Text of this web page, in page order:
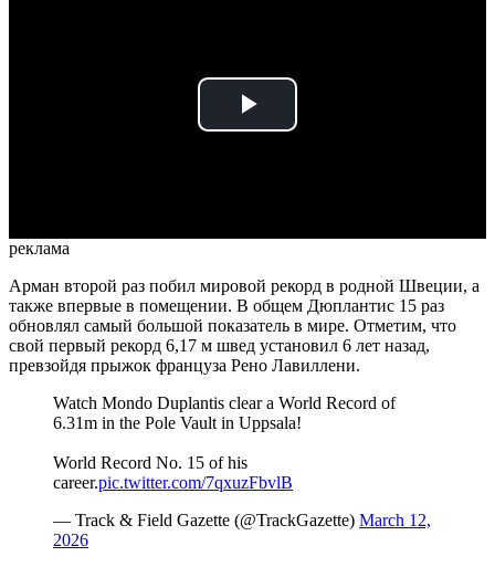
Play
реклама
Арман второй раз побил мировой рекорд в родной Швеции, а
также впервые в помещении. В общем Дюплантис 15 раз
обновлял самый большой показатель в мире. Отметим, что
свой первый рекорд 6,17 м швед установил 6 лет назад,
превзойдя прыжок француза Рено Лавиллени.
Watch Mondo Duplantis clear a World Record of
6.31m in the Pole Vault in Uppsala!
World Record No. 15 of his
career.pic.twitter.com/7qxuzFbvlB
— Track & Field Gazette (@TrackGazette) March 12,
2026